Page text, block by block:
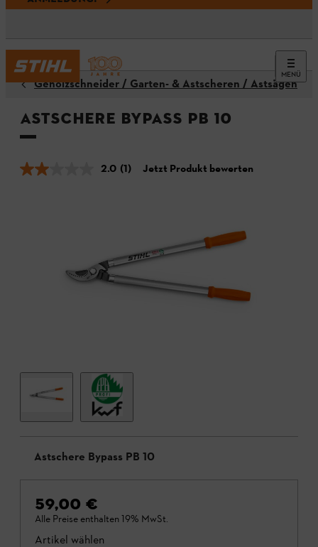
MENÜ
Gehölzschneider / Garten- & Astscheren / Astsägen
Astschere Bypass PB 10
2.0 (1) Jetzt Produkt bewerten
Astschere Bypass PB 10
59,00 €
Alle Preise enthalten 19% MwSt.
Artikel wählen